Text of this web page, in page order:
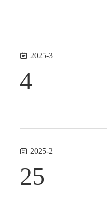
2025-3
4
2025-2
25